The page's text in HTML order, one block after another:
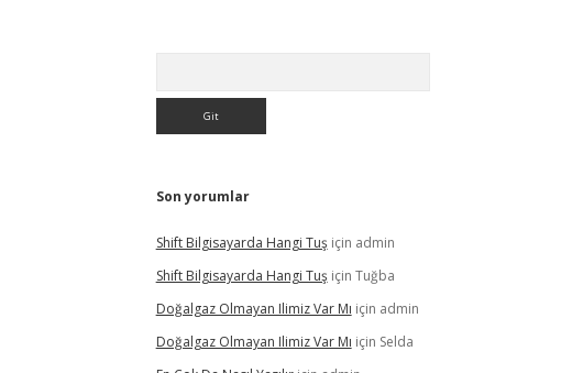
Son yorumlar
Shift Bilgisayarda Hangi Tuşiçin admin
Shift Bilgisayarda Hangi Tuşiçin Tuğba
Doğalgaz Olmayan Ilimiz Var Mı için admin
Doğalgaz Olmayan Ilimiz Var Mı için Selda